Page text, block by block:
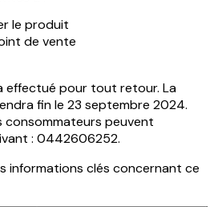
le produit
de vente
effectué pour tout retour. La
fin le 23 septembre 2024.
peuvent
: 0442606252.
informations clés concernant ce